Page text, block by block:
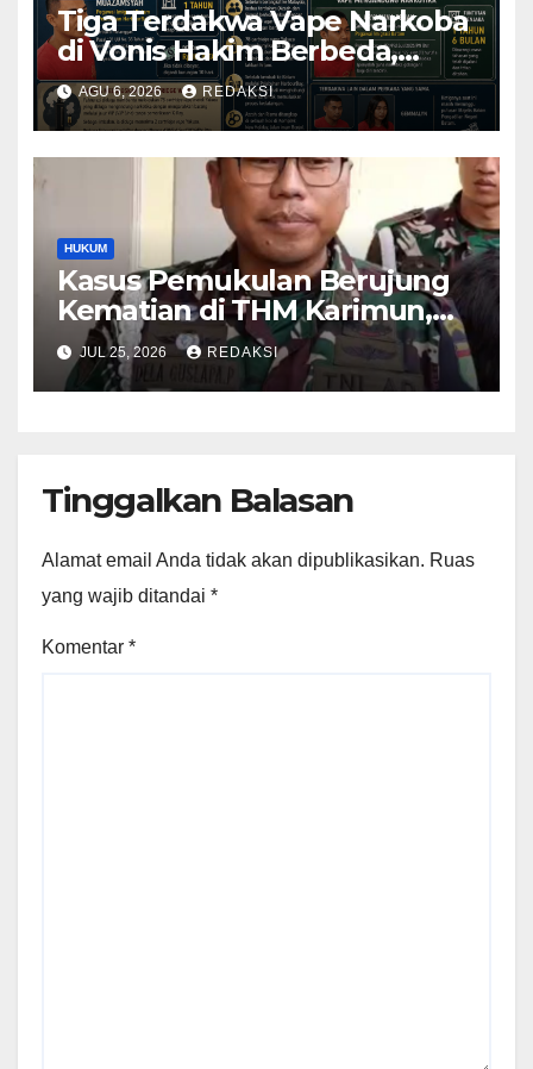
Tiga Terdakwa Vape Narkoba
di Vonis Hakim Berbeda,
Oknum Pegawai Imigrasi
Batam Paling Ringan
AGU 6, 2026 REDAKSI
HUKUM
Kasus Pemukulan Berujung
Kematian di THM Karimun,
Oknum Perwira TNI Resmi
Jadi Tersangka
JUL 25, 2026 REDAKSI
Tinggalkan Balasan
Alamat email Anda tidak akan dipublikasikan. Ruas
yang wajib ditandai *
Komentar *